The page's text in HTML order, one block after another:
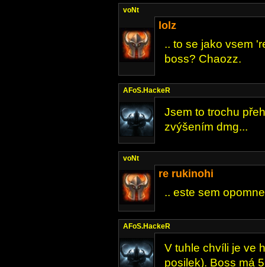
voNt
lolz
.. to se jako vsem
boss? Chaozz.
AFoS.HackeR
Jsem to trochu
zvýšením dmg...
voNt
re rukinohi
.. este sem
AFoS.HackeR
V tuhle chvíli je ve
posilek). Boss má